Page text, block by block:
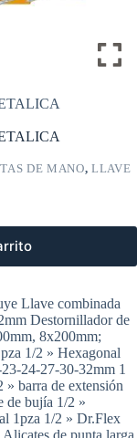
DE MANO, LLAVE
Llave combinada
Destornillador de
8x200mm;
1/2 » Hexagonal
24-27-30-32mm 1
» barra de extensión
de bujía 1/2 »
1pza 1/2 » Dr.Flex